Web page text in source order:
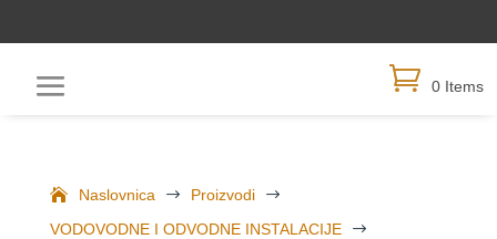
0 Items
Naslovnica $ Proizvodi
$
VODOVODNE I ODVODNE INSTALACIJE
$